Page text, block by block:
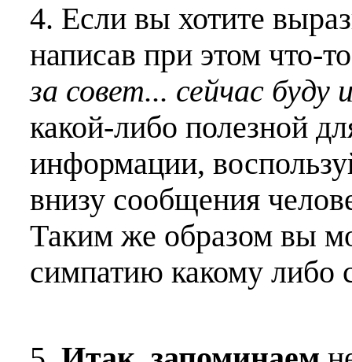
4. Если вы хотите
написав при этом что-
за совет... сейчас буду
какой-либо полезной
информации,
внизу сообщения
Таким же образом вы
симпатию какому